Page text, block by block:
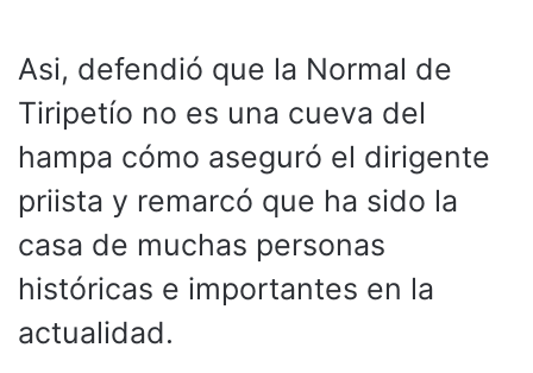
Asi, defendió que la Normal de
Tiripetío no es una cueva del
hampa cómo aseguró el dirigente
priista y remarcó que ha sido la
casa de muchas personas
históricas e importantes en la
actualidad.